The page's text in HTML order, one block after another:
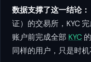
数据支撑了这一结论：
证）的交易所，KYC
账户前完成全部 KYC
同样的用户，只是时机